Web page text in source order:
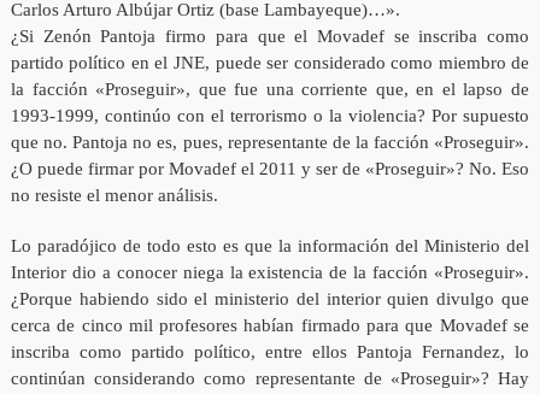
Carlos Arturo Albújar Ortiz (base Lambayeque)…».
¿Si Zenón Pantoja firmo para que el Movadef se inscriba como
partido político en el JNE, puede ser considerado como miembro de
la facción «Proseguir», que fue una corriente que, en el lapso de
1993-1999, continúo con el terrorismo o la violencia? Por supuesto
que no. Pantoja no es, pues, representante de la facción «Proseguir».
¿O puede firmar por Movadef el 2011 y ser de «Proseguir»? No. Eso
no resiste el menor análisis.
Lo paradójico de todo esto es que la información del Ministerio del
Interior dio a conocer niega la existencia de la facción «Proseguir».
¿Porque habiendo sido el ministerio del interior quien divulgo que
cerca de cinco mil profesores habían firmado para que Movadef se
inscriba como partido político, entre ellos Pantoja Fernandez, lo
continúan considerando como representante de «Proseguir»? Hay